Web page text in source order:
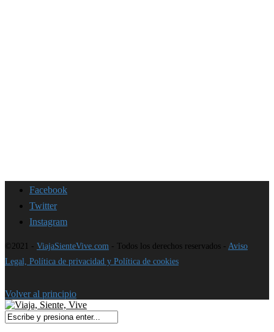
Facebook
Twitter
Instagram
©2021 - ViajaSienteVive.com - Todos los derechos reservados - Aviso
Legal, Política de privacidad y Política de cookies
Volver al principio